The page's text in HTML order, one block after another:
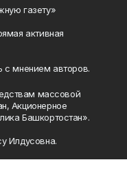
газету»
активная
с мнением авторов.
массовой
Акционерное
Башкортостан».
Илдусовна.